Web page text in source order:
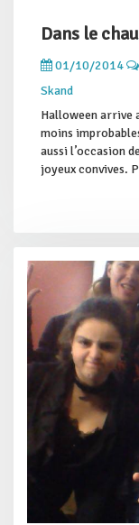
Dans le
01/10/2014
Skand
Halloween arrive
moins
aussi l’occasion
joyeux convives.